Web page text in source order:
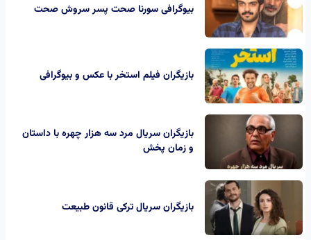
بیوگرافی سورنا صحت پسر سروش صحت
بازیگران فیلم استخر با عکس و بیوگرافی
بازیگران سریال مرد سه هزار چهره با داستان
و زمان پخش
بازیگران سریال ترکی قانون طبیعت